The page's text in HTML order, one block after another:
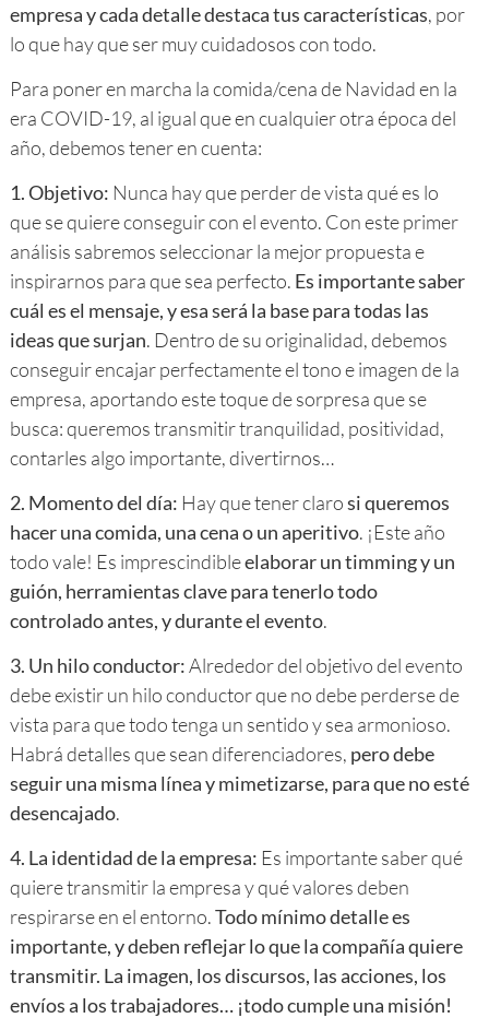
empresa y cada detalle destaca tus características, por
lo que hay que ser muy cuidadosos con todo.
Para poner en marcha la comida/cena de Navidad en la
era COVID-19, al igual que en cualquier otra época del
año, debemos tener en cuenta:
1.Objetivo: Nunca hay que perder de vista qué es lo
que se quiere conseguir con el evento. Con este primer
análisis sabremos seleccionar la mejor propuesta e
inspirarnos para que sea perfecto. Es importante saber
cuál es el mensaje, y esa será la base para todas las
ideas que surjan. Dentro de su originalidad, debemos
conseguir encajar perfectamente el tono e imagen de la
empresa, aportando este toque de sorpresa que se
busca: queremos transmitir tranquilidad, positividad,
contarles algo importante, divertirnos…
2. Momento del día: Hay que tener clarosi queremos
hacer una comida, una cena o un aperitivo. ¡Este año
todo vale! Es imprescindibleelaborar un timming y un
guión, herramientas clave para tenerlo todo
controlado antes, y durante el evento.
3. Un hilo conductor:Alrededor del objetivo del evento
debe existir un hilo conductor que no debe perderse de
vista para que todo tenga un sentido y sea armonioso.
Habrá detalles que sean diferenciadores, pero debe
seguir una misma línea y mimetizarse, para que no esté
desencajado.
4. La identidad de la empresa: Es importante saber qué
quiere transmitir la empresa y qué valores deben
respirarse en el entorno.Todo mínimo detalle es
importante, y deben reflejar lo que la compañía quiere
transmitir. La imagen, los discursos, las acciones, los
envíos a los trabajadores… ¡todo cumple una misión!